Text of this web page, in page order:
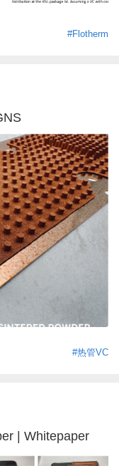
#Flotherm
#热管VC
| Whitepaper